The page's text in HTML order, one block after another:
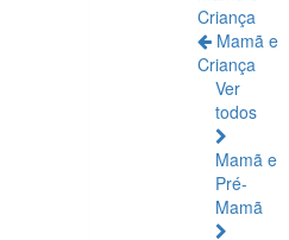
Criança
Mamã e
Criança
Ver
todos
Mamã e
Pré-
Mamã